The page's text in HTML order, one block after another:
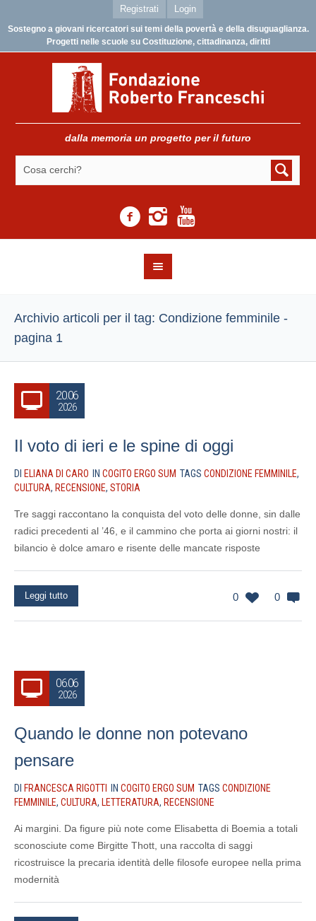
Registrati Login
Sostegno a giovani ricercatori sui temi della povertà e della disuguaglianza.
Progetti nelle scuole su Costituzione, cittadinanza, diritti
dalla memoria un progetto per il futuro
Archivio articoli per il tag: Condizione femminile -
pagina 1
20.06
2026
Il voto di ieri e le spine di oggi
DI ELIANA DI CARO IN COGITO ERGO SUM TAGS CONDIZIONE FEMMINILE,
CULTURA, RECENSIONE, STORIA
Tre saggi raccontano la conquista del voto delle donne, sin dalle
radici precedenti al ’46, e il cammino che porta ai giorni nostri: il
bilancio è dolce amaro e risente delle mancate risposte
0 0
Leggi tutto
06.06
2026
Quando le donne non potevano
pensare
DI FRANCESCA RIGOTTI IN COGITO ERGO SUM TAGS CONDIZIONE
FEMMINILE, CULTURA, LETTERATURA, RECENSIONE
Ai margini. Da figure più note come Elisabetta di Boemia a totali
sconosciute come Birgitte Thott, una raccolta di saggi
ricostruisce la precaria identità delle filosofe europee nella prima
modernità